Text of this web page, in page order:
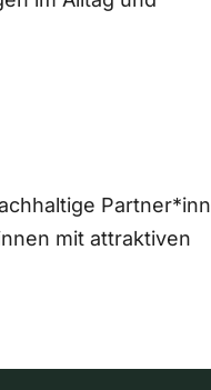
mit attraktiven